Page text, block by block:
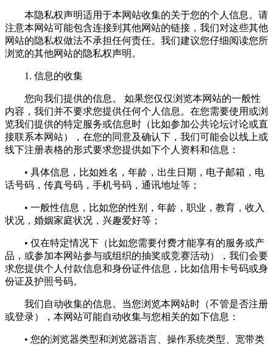
本隐私权声明适用于本网站收集的关于您的个人信息。请
注意本网站可能包含连接到其他网站的链接，我们对这些其他
网站的隐私权做法不承担任何责任。我们建议您仔细阅读您所
浏览的其他网站的隐私权声明。
1. 信息的收集
您向我们提供的信息。 如果您仅仅浏览本网站的一般性
内容，我们并不要求您提供任何个人信息。在您需要使用或浏
览我们提供的特定服务或信息时（比如参加公共论坛讨论或直
接联系本网站），在您的同意及确认下，我们可能会以线上或
线下注册表格的形式要求您提供如下个人资料和信息：
• 具体信息，比如姓名，年龄，出生日期，电子邮箱，电
话号码，传真号码，手机号码，通讯地址等；
• 一般性信息，比如您的性别，年龄，职业，教育，收入
状况，婚姻家庭状况，兴趣爱好等；
• 仅在特定情况下（比如您需要付费才能享有的服务或产
品，或参加本网站参与或组织的抽奖或竞赛活动），我们会要
求您提供个人付款信息和身份证件信息，比如信用卡号码或身
份证及护照号码。
我们自动收集的信息。当您浏览本网站时（不管是否注册
或登录），本网站可能自动收集与您相关的如下信息：
• 您的浏览器类型和浏览器语言、操作系统类型、宽带类